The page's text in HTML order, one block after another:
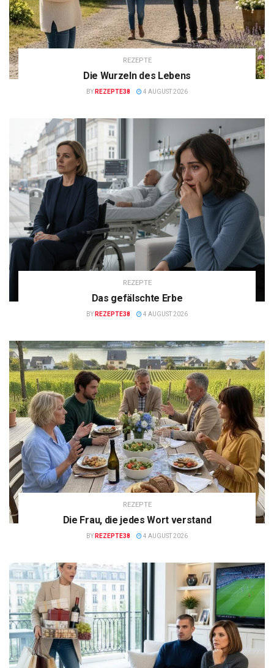
REZEPTE
Die Wurzeln des Lebens
BY REZEPTE38 4 AUGUST 2026
REZEPTE
Das gefälschte Erbe
BY REZEPTE38 4 AUGUST 2026
REZEPTE
Die Frau, die jedes Wort verstand
BY REZEPTE38 4 AUGUST 2026